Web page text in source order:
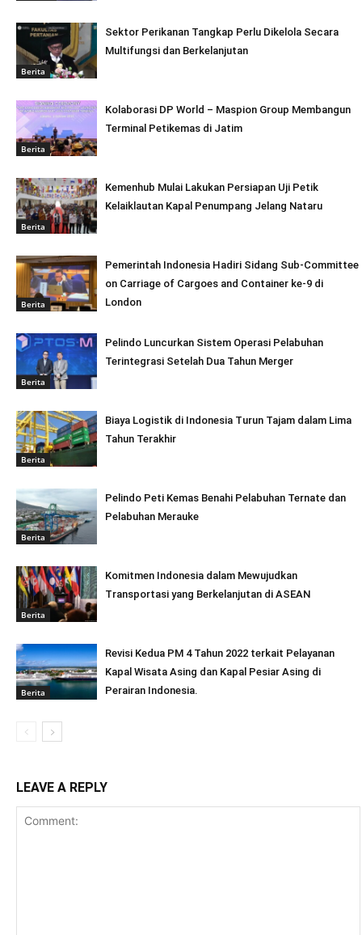
Berita
Sektor Perikanan Tangkap Perlu Dikelola Secara
Multifungsi dan Berkelanjutan
Berita
Kolaborasi DP World – Maspion Group Membangun
Terminal Petikemas di Jatim
Berita
Kemenhub Mulai Lakukan Persiapan Uji Petik
Kelaiklautan Kapal Penumpang Jelang Nataru
Berita
Pemerintah Indonesia Hadiri Sidang Sub-Committee
on Carriage of Cargoes and Container ke-9 di
London
Berita
Pelindo Luncurkan Sistem Operasi Pelabuhan
Terintegrasi Setelah Dua Tahun Merger
Berita
Biaya Logistik di Indonesia Turun Tajam dalam Lima
Tahun Terakhir
Berita
Pelindo Peti Kemas Benahi Pelabuhan Ternate dan
Pelabuhan Merauke
Berita
Komitmen Indonesia dalam Mewujudkan
Transportasi yang Berkelanjutan di ASEAN
Berita
Revisi Kedua PM 4 Tahun 2022 terkait Pelayanan
Kapal Wisata Asing dan Kapal Pesiar Asing di
Perairan Indonesia.
LEAVE A REPLY